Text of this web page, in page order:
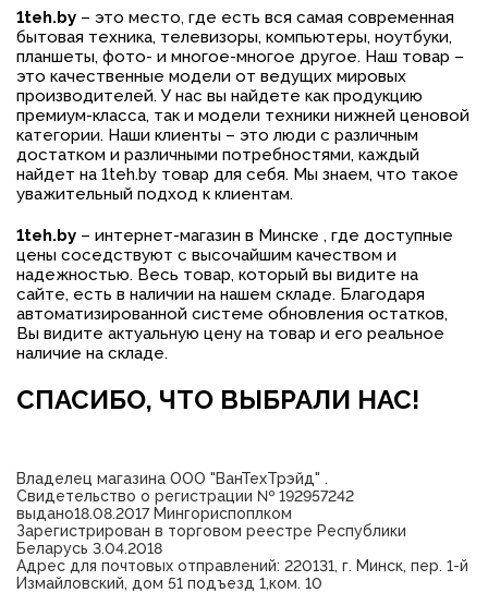
1teh.by – это место, где есть вся самая современная
бытовая техника, телевизоры, компьютеры, ноутбуки,
планшеты, фото- и многое-многое другое. Наш товар –
это качественные модели от ведущих мировых
производителей. У нас вы найдете как продукцию
премиум-класса, так и модели техники нижней ценовой
категории. Наши клиенты – это люди с различным
достатком и различными потребностями, каждый
найдет на 1teh.by товар для себя. Мы знаем, что такое
уважительный подход к клиентам.
1teh.by – интернет-магазин в Минске , где доступные
цены соседствуют с высочайшим качеством и
надежностью. Весь товар, который вы видите на
сайте, есть в наличии на нашем складе. Благодаря
автоматизированной системе обновления остатков,
Вы видите актуальную цену на товар и его реальное
наличие на складе.
СПАСИБО, ЧТО ВЫБРАЛИ НАС!
Владелец магазина ООО "ВанТехТрэйд" .
Свидетельство о регистрации № 192957242
выдано18.08.2017 Мингориспоплком
Зарегистрирован в торговом реестре Республики
Беларусь 3.04.2018
Адрес для почтовых отправлений: 220131, г. Минск, пер. 1-й
Измайловский, дом 51 подъезд 1,ком. 10